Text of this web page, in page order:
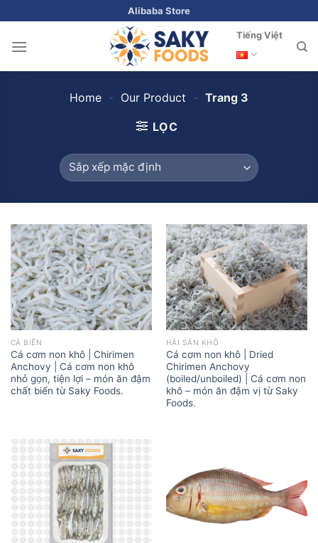
to
content
Alibaba Store
Tiếng Việt
Home - Our Product - Trang 3
LỌC
CÁ BIỂN
Cá cơm non khô | Chirimen
Anchovy | Cá cơm non khô
nhỏ gọn, tiện lợi – món ăn đậm
chất biển từ Saky Foods.
HẢI SẢN KHÔ
Cá cơm non khô | Dried
Chirimen Anchovy
(boiled/unboiled) | Cá cơm non
khô – món ăn đậm vị từ Saky
Foods.